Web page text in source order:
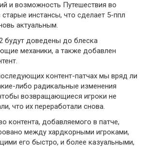
и возможность Путешествия во
инстансы, что сделает 5-ппл
актуальным.
будут доведены до блеска
механики, а также добавлен
контент-патчах мы вряд ли
либо радикальные изменения
возвращающиеся игроки не
что их переработали снова.
контента, добавляемого в патче,
между хардкорными игроками,
его быстро, и более казуальными,